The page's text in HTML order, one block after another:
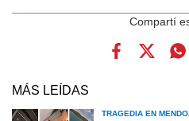
MÁS LEÍDAS
TRAGEDIA EN